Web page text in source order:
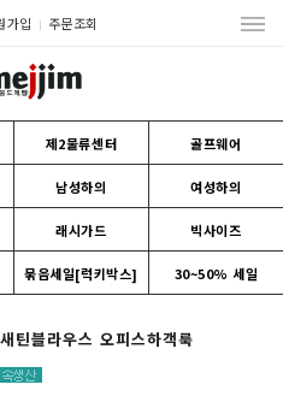
가입 주문조회
제2물류센터 골프웨어
남성하의 여성하의
래시가드 빅사이즈
묶음세일[럭키박스] 30~50% 세일
블라우스 오피스하객룩